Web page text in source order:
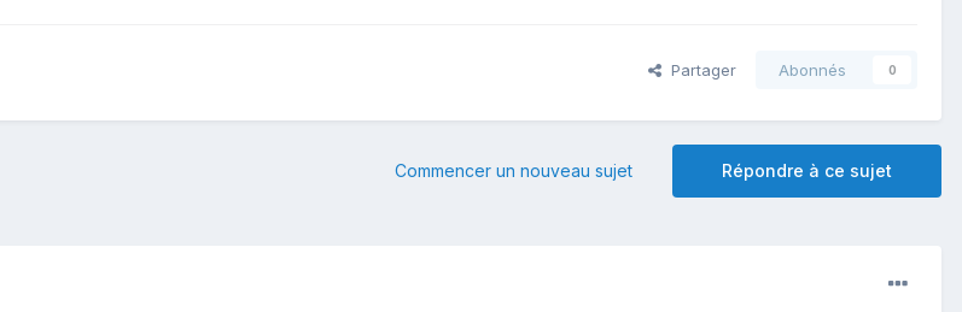
Partager Abonnés 0
Répondre à ce sujet
Commencer un nouveau sujet